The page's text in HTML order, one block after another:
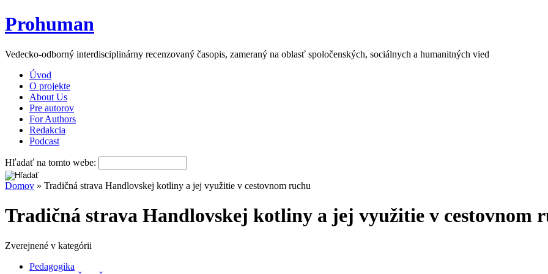
Prohuman
Vedecko-odborný interdisciplinárny recenzovaný časopis, zameraný na oblasť spoločenských, sociálnych a humanitných vied
Úvod
O projekte
About Us
Pre autorov
For Authors
Redakcia
Podcast
Hľadať na tomto webe:
Domov » Tradičná strava Handlovskej kotliny a jej využitie v cestovnom ruchu
Tradičná strava Handlovskej kotliny a jej využitie v cestovnom
Zverejnené v kategórii
Pedagogika